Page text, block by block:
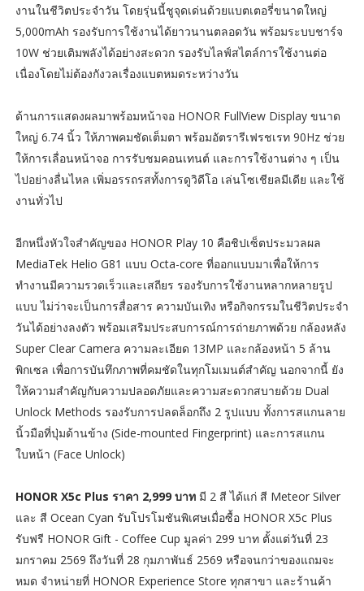
งานในชีวิตประจำวัน โดยรุ่นนี้ชูจุดเด่นด้วยแบตเตอรี่ขนาดใหญ่
5,000mAh รองรับการใช้งานได้ยาวนานตลอดวัน พร้อมระบบชาร์จ
10W ช่วยเติมพลังได้อย่างสะดวก รองรับไลฟ์สไตล์การใช้งานต่อ
เนื่องโดยไม่ต้องกังวลเรื่องแบตหมดระหว่างวัน
ด้านการแสดงผลมาพร้อมหน้าจอ HONOR FullView Display ขนาด
ใหญ่ 6.74 นิ้ว ให้ภาพคมชัดเต็มตา พร้อมอัตรารีเฟรชเรท 90Hz ช่วย
ให้การเลื่อนหน้าจอ การรับชมคอนเทนต์ และการใช้งานต่าง ๆ เป็น
ไปอย่างลื่นไหล เพิ่มอรรถรสทั้งการดูวิดีโอ เล่นโซเชียลมีเดีย และใช้
งานทั่วไป
อีกหนึ่งหัวใจสำคัญของ HONOR Play 10 คือชิปเซ็ตประมวลผล
MediaTek Helio G81 แบบ Octa-core ที่ออกแบบมาเพื่อให้การ
ทำงานมีความรวดเร็วและเสถียร รองรับการใช้งานหลากหลายรูป
แบบ ไม่ว่าจะเป็นการสื่อสาร ความบันเทิง หรือกิจกรรมในชีวิตประจำ
วันได้อย่างลงตัว พร้อมเสริมประสบการณ์การถ่ายภาพด้วย กล้องหลัง
Super Clear Camera ความละเอียด 13MP และกล้องหน้า 5 ล้าน
พิกเซล เพื่อการบันทึกภาพที่คมชัดในทุกโมเมนต์สำคัญ นอกจากนี้ ยัง
ให้ความสำคัญกับความปลอดภัยและความสะดวกสบายด้วย Dual
Unlock Methods รองรับการปลดล็อกถึง 2 รูปแบบ ทั้งการสแกนลาย
นิ้วมือที่ปุ่มด้านข้าง (Side-mounted Fingerprint) และการสแกน
ใบหน้า (Face Unlock)
HONOR X5c Plus ราคา 2,999 บาท มี 2 สี ได้แก่ สี Meteor Silver
และ สี Ocean Cyan รับโปรโมชันพิเศษเมื่อซื้อ HONOR X5c Plus
รับฟรี HONOR Gift - Coffee Cup มูลค่า 299 บาท ตั้งแต่วันที่ 23
มกราคม 2569 ถึงวันที่ 28 กุมภาพันธ์ 2569 หรือจนกว่าของแถมจะ
หมด จำหน่ายที่ HONOR Experience Store ทุกสาขา และร้านค้า